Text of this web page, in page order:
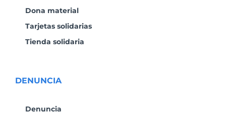
Dona material
Tarjetas solidarias
Tienda solidaria
DENUNCIA
Denuncia